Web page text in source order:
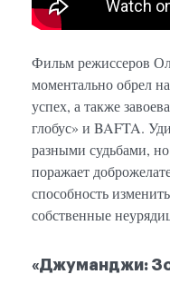
Фильм режиссеров
моментально обрел
успех, а также
глобус» и BAFTA.
разными судьбами,
поражает
способность
собственные
«Джуманджи: